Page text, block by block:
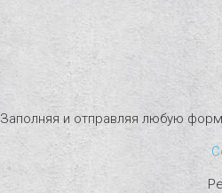
Заполняя и отправляя любую